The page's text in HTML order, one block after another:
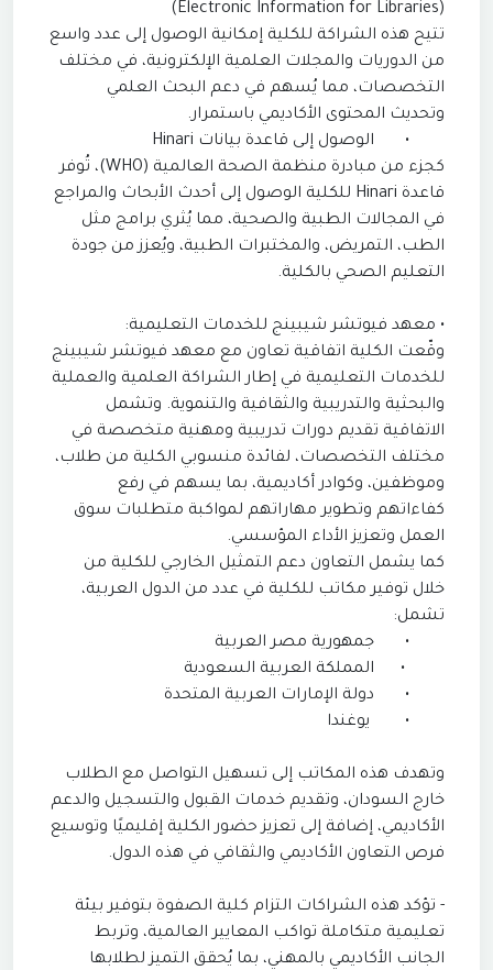
(Electronic Information for Libraries)
تتيح هذه الشراكة للكلية إمكانية الوصول إلى عدد واسع
من الدوريات والمجلات العلمية الإلكترونية، في مختلف
التخصصات، مما يُسهم في دعم البحث العلمي
وتحديث المحتوى الأكاديمي باستمرار.
•
الوصول إلى قاعدة بيانات Hinari
كجزء من مبادرة منظمة الصحة العالمية (WHO)، تُوفر
قاعدة Hinari للكلية الوصول إلى أحدث الأبحاث والمراجع
في المجالات الطبية والصحية، مما يُثري برامج مثل
الطب، التمريض، والمختبرات الطبية، ويُعزز من جودة
التعليم الصحي بالكلية.
• معهد فيوتشر شيبينج للخدمات التعليمية:
وقّعت الكلية اتفاقية تعاون مع معهد فيوتشر شيبينج
للخدمات التعليمية في إطار الشراكة العلمية والعملية
والبحثية والتدريبية والثقافية والتنموية. وتشمل
الاتفاقية تقديم دورات تدريبية ومهنية متخصصة في
مختلف التخصصات، لفائدة منسوبي الكلية من طلاب،
وموظفين، وكوادر أكاديمية، بما يسهم في رفع
كفاءاتهم وتطوير مهاراتهم لمواكبة متطلبات سوق
العمل وتعزيز الأداء المؤسسي.
كما يشمل التعاون دعم التمثيل الخارجي للكلية من
خلال توفير مكاتب للكلية في عدد من الدول العربية،
تشمل:
•
جمهورية مصر العربية
•
المملكة العربية السعودية
•
دولة الإمارات العربية المتحدة
•
يوغندا
وتهدف هذه المكاتب إلى تسهيل التواصل مع الطلاب
خارج السودان، وتقديم خدمات القبول والتسجيل والدعم
الأكاديمي، إضافة إلى تعزيز حضور الكلية إقليميًا وتوسيع
فرص التعاون الأكاديمي والثقافي في هذه الدول.
- تؤكد هذه الشراكات التزام كلية الصفوة بتوفير بيئة
تعليمية متكاملة تواكب المعايير العالمية، وتربط
الجانب الأكاديمي بالمهني، بما يُحقق التميز لطلابها